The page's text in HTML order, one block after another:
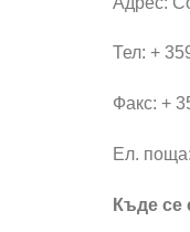
Тел: +
Факс: +
Ел. поща:
Къде се